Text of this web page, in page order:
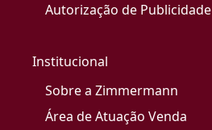
Autorização de Publicidade
Institucional
Sobre a Zimmermann
Área de Atuação Venda